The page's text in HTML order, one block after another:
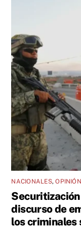
NACIONALES,OPINIÓN
discurso de
los criminales